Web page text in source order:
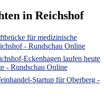
in Reichshof
für medizinische
- Rundschau Online
Eckenhagen laufen heute
- Rundschau Online
Startup für Oberberg -